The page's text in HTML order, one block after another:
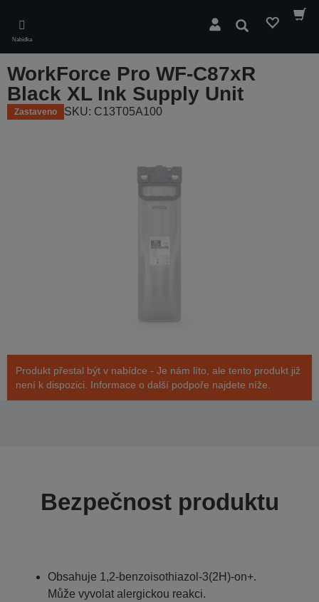
main
content
Nabídka
Hledat
WorkForce Pro WF-C87xR
Black XL Ink Supply Unit
Zastaveno SKU: C13T05A100
Produkt přestal být v nabídce - Je nám líto, ale tento produkt již
není k dispozici. Informace o další podpoře najdete níže.
Bezpečnost produktu
Obsahuje 1,2-benzoisothiazol-3(2H)-on+.
Může vyvolat alergickou reakci.